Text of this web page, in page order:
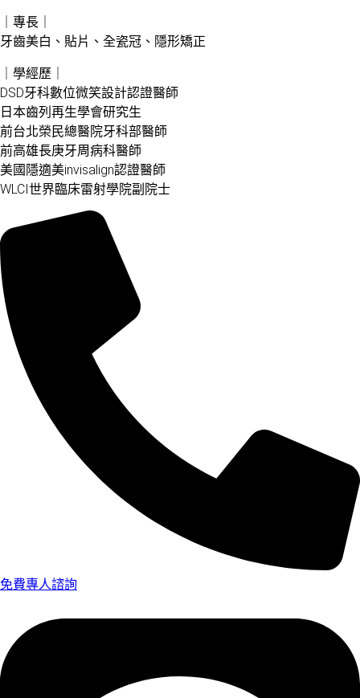
｜專長｜
牙齒美白、貼片、全瓷冠、隱形矯正
｜學經歷｜
DSD牙科數位微笑設計認證醫師
日本齒列再生學會研究生
前台北榮民總醫院牙科部醫師
前高雄長庚牙周病科醫師
美國隱適美invisalign認證醫師
WLCI世界臨床雷射學院副院士
免費專人諮詢